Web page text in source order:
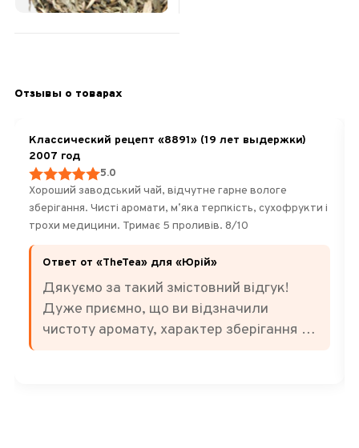
Отзывы о товарах
Классический рецепт «8891» (19 лет выдержки)
2007 год
5.0
Хороший заводський чай, відчутне гарне вологе
зберігання. Чисті аромати, мʼяка терпкість, сухофрукти і
трохи медицини. Тримає 5 проливів. 8/10
Ответ от «TheTea» для «Юрій»
Дякуємо за такий змістовний відгук!
Дуже приємно, що ви відзначили
чистоту аромату, характер зберігання та